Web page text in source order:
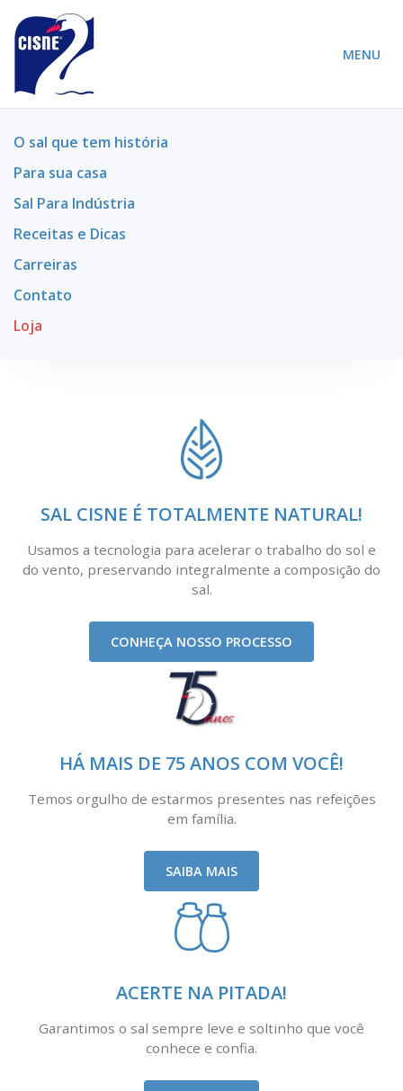
MENU
O sal que tem história
Para sua casa
Sal Para Indústria
Receitas e Dicas
Carreiras
Contato
Loja
SAL CISNE É TOTALMENTE NATURAL!
Usamos a tecnologia para acelerar o trabalho do sol e
do vento, preservando integralmente a composição do
sal.
CONHEÇA NOSSO PROCESSO
HÁ MAIS DE 75 ANOS COM VOCÊ!
Temos orgulho de estarmos presentes nas refeições
em família.
SAIBA MAIS
ACERTE NA PITADA!
Garantimos o sal sempre leve e soltinho que você
conhece e confia.